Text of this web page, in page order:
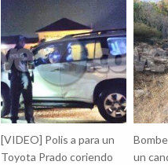
[VIDEO] Polis a para un
Toyota Prado coriendo
un